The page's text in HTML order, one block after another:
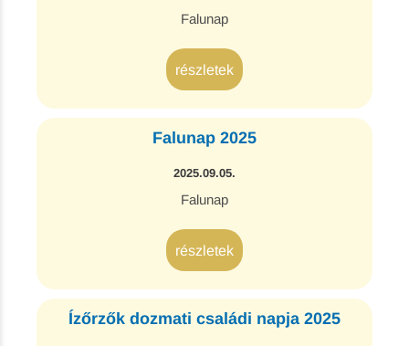
Falunap
részletek
Falunap 2025
2025.09.05.
Falunap
részletek
Ízőrzők dozmati családi napja 2025